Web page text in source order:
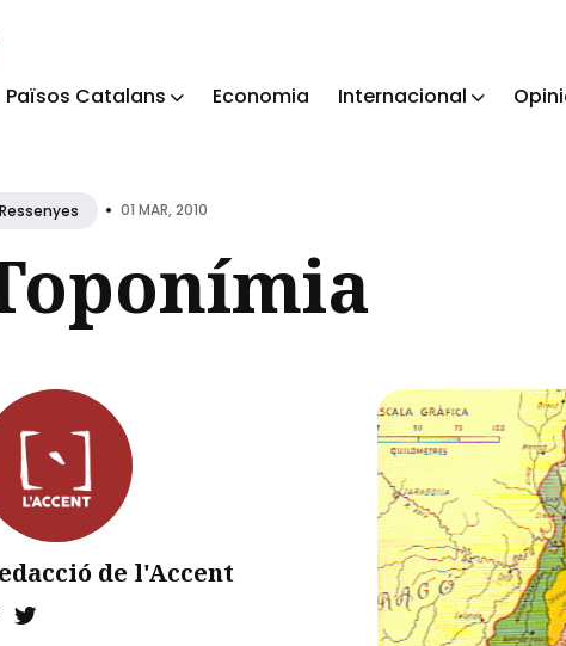
Països Catalans Economia Internacional
Ressenyes • 01 MAR, 2010
de l'Accent